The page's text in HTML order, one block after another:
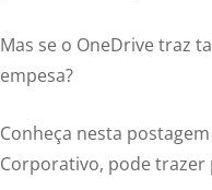
Mas se o OneDrive traz
empesa?
Conheça nesta
Corporativo, pode trazer